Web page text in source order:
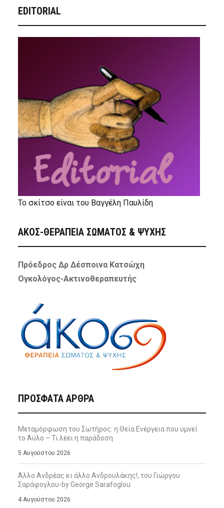
EDITORIAL
Το σκίτσο είναι του Βαγγέλη Παυλίδη
ΑΚΟΣ-ΘΕΡΑΠΕΙΑ ΣΩΜΑΤΟΣ & ΨΥΧΗΣ
Πρόεδρος Δρ Δέσποινα Κατσώχη
Ογκολόγος-Ακτινοθεραπευτής
ΠΡΌΣΦΑΤΑ ΆΡΘΡΑ
Μεταμόρφωση του Σωτήρος: η Θεία Ενέργεια που υμνεί
το Άϋλο – Τι λέει η παράδοση
5 Αυγούστου 2026
Άλλο Ανδρέας κι άλλο Ανδρουλάκης!, του Γιώργου
Σαράφογλου-by George Sarafoglou
4 Αυγούστου 2026